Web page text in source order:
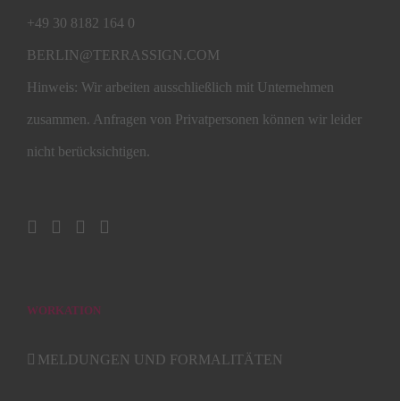
+49 30 8182 164 0
BERLIN@TERRASSIGN.COM
Hinweis: Wir arbeiten ausschließlich mit Unternehmen
zusammen. Anfragen von Privatpersonen können wir leider
nicht berücksichtigen.
WORKATION
MELDUNGEN UND FORMALITÄTEN